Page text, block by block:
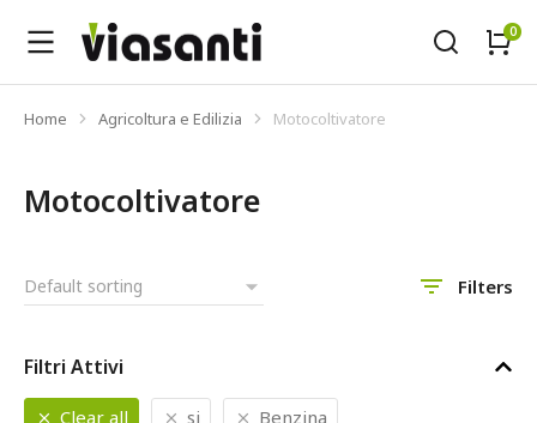
Tu sei qui:
Home Agricoltura e Edilizia Motocoltivatore
Motocoltivatore
Filters
Filtri Attivi
Clear all si Benzina